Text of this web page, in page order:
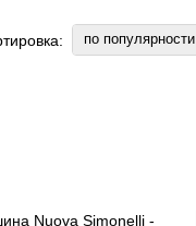
по популярности